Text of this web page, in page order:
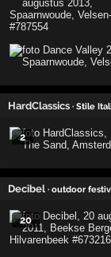
HardClassics · Stile
2
Decibel · outdoor
20